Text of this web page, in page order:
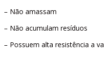
– Não amassam
– Não acumulam resíduos
– Possuem alta resistência a